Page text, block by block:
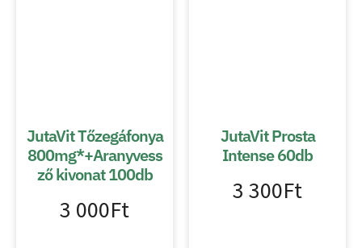
JutaVit Tőzegáfonya
800mg*+Aranyvess
ző kivonat 100db
3 000Ft
JutaVit Prosta
Intense 60db
3 300Ft